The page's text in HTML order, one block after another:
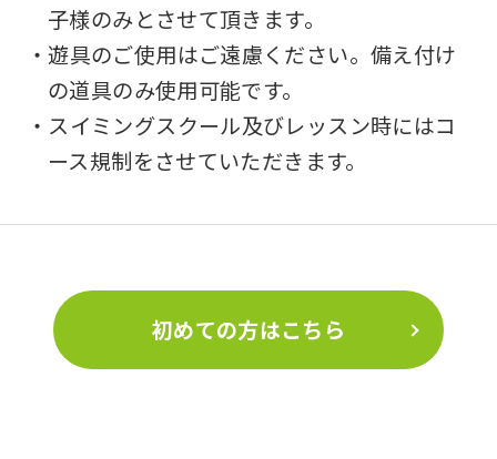
子様のみとさせて頂きます。
・遊具のご使用はご遠慮ください。備え付け
の道具のみ使用可能です。
・スイミングスクール及びレッスン時にはコ
ース規制をさせていただきます。
初めての方はこちら